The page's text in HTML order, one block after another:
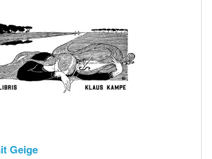
Geige